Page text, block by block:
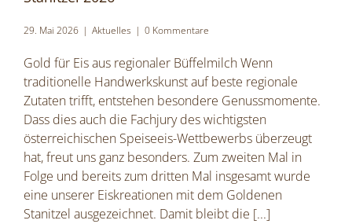
29. Mai 2026 | Aktuelles | 0 Kommentare
Gold für Eis aus regionaler Büffelmilch Wenn
traditionelle Handwerkskunst auf beste regionale
Zutaten trifft, entstehen besondere Genussmomente.
Dass dies auch die Fachjury des wichtigsten
österreichischen Speiseeis-Wettbewerbs überzeugt
hat, freut uns ganz besonders. Zum zweiten Mal in
Folge und bereits zum dritten Mal insgesamt wurde
eine unserer Eiskreationen mit dem Goldenen
Stanitzel ausgezeichnet. Damit bleibt die [...]